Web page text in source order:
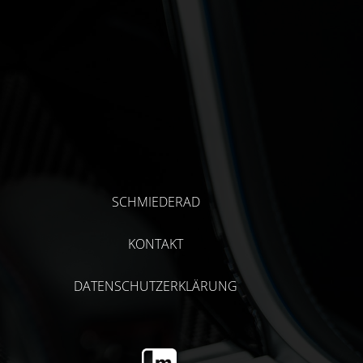
SCHMIEDERAD
KONTAKT
DATENSCHUTZERKLÄRUNG